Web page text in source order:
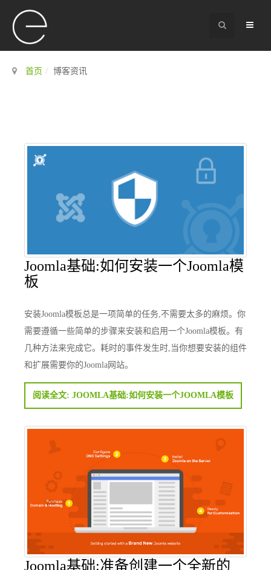
首页 博客资讯
Joomla基础:如何安装一个Joomla模
板
安装Joomla模板总是一项简单的任务,不需要太多的麻烦。你
需要遵循一些简单的步骤来安装和启用一个Joomla模板。有
几种方法来完成它。耗时的事件发生时,当你想要安装的组件
和扩展需要你的Joomla网站。
阅读全文: JOOMLA基础:如何安装一个JOOMLA模板
Joomla基础:准备创建一个全新的